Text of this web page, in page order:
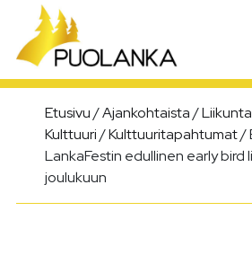
Päävalikko
Etusivu/Ajankohtaista/
Kulttuuri/Kulttuuritapahtumat/
LankaFestin edullinen early bird
joulukuun